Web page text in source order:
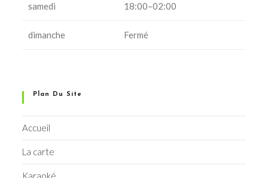
samedi 18:00–02:00
dimanche Fermé
Plan Du Site
Accueil
La carte
Karaoké